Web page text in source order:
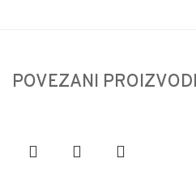
POVEZANI PROIZVODI